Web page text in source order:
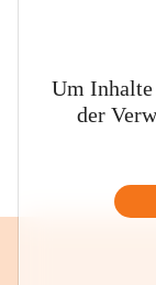
Um Inhalte
der